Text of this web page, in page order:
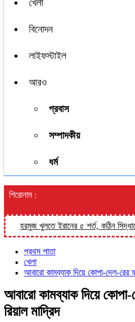
খেলা
বিনোদন
লাইফস্টাইল
আরও
প্রবাস
সম্পাদকীয়
ধর্ম
শিরোনাম :
হরমুজ খুলতে ইরানের ৫ শর্ত, কঠিন
প্রথম পাতা
খেলা
আবারো কামব্যাক দিয়ে কোপা-দেল-রের
আবারো কামব্যাক দিয়ে কোপা-
রিয়াল মাদ্রিদ